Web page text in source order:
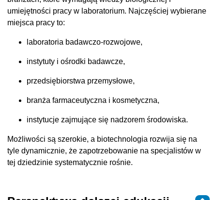
umiejętności pracy w laboratorium. Najczęściej wybierane
miejsca pracy to:
laboratoria badawczo-rozwojowe,
instytuty i ośrodki badawcze,
przedsiębiorstwa przemysłowe,
branża farmaceutyczna i kosmetyczna,
instytucje zajmujące się nadzorem środowiska.
Możliwości są szerokie, a biotechnologia rozwija się na
tyle dynamicznie, że zapotrzebowanie na specjalistów w
tej dziedzinie systematycznie rośnie.